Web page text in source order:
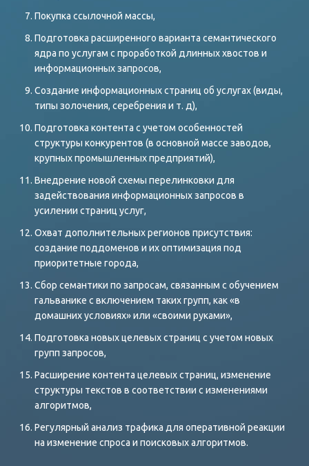
Покупка ссылочной массы,
Подготовка расширенного варианта семантического
ядра по услугам с проработкой длинных хвостов и
информационных запросов,
Создание информационных страниц об услугах (виды,
типы золочения, серебрения и т. д),
Подготовка контента с учетом особенностей
структуры конкурентов (в основной массе заводов,
крупных промышленных предприятий),
Внедрение новой схемы перелинковки для
задействования информационных запросов в
усилении страниц услуг,
Охват дополнительных регионов присутствия:
создание поддоменов и их оптимизация под
приоритетные города,
Сбор семантики по запросам, связанным с обучением
гальванике с включением таких групп, как «в
домашних условиях» или «своими руками»,
Подготовка новых целевых страниц с учетом новых
групп запросов,
Расширение контента целевых страниц, изменение
структуры текстов в соответствии с изменениями
алгоритмов,
Регулярный анализ трафика для оперативной реакции
на изменение спроса и поисковых алгоритмов.